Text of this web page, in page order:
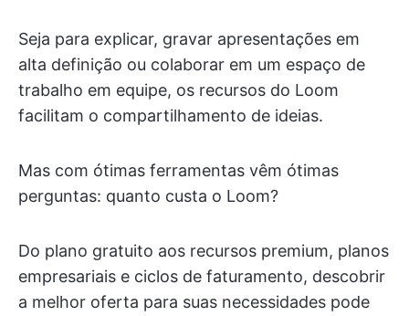
Seja para explicar, gravar apresentações em
alta definição ou colaborar em um espaço de
trabalho em equipe, os recursos do Loom
facilitam o compartilhamento de ideias.
Mas com ótimas ferramentas vêm ótimas
perguntas: quanto custa o Loom?
Do plano gratuito aos recursos premium, planos
empresariais e ciclos de faturamento, descobrir
a melhor oferta para suas necessidades pode